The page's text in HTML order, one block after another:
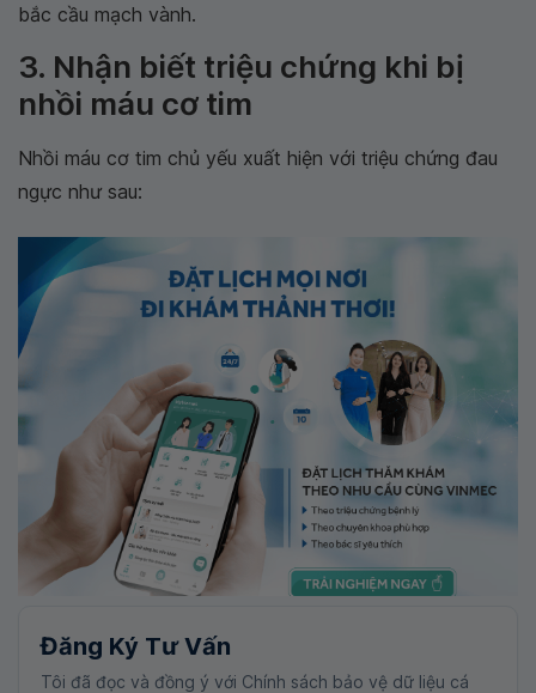
bắc cầu mạch vành.
3. Nhận biết triệu chứng khi bị
nhồi máu cơ tim
Nhồi máu cơ tim chủ yếu xuất hiện với triệu chứng đau
ngực như sau:
Đăng Ký Tư Vấn
Tôi đã đọc và đồng ý với Chính sách bảo vệ dữ liệu cá